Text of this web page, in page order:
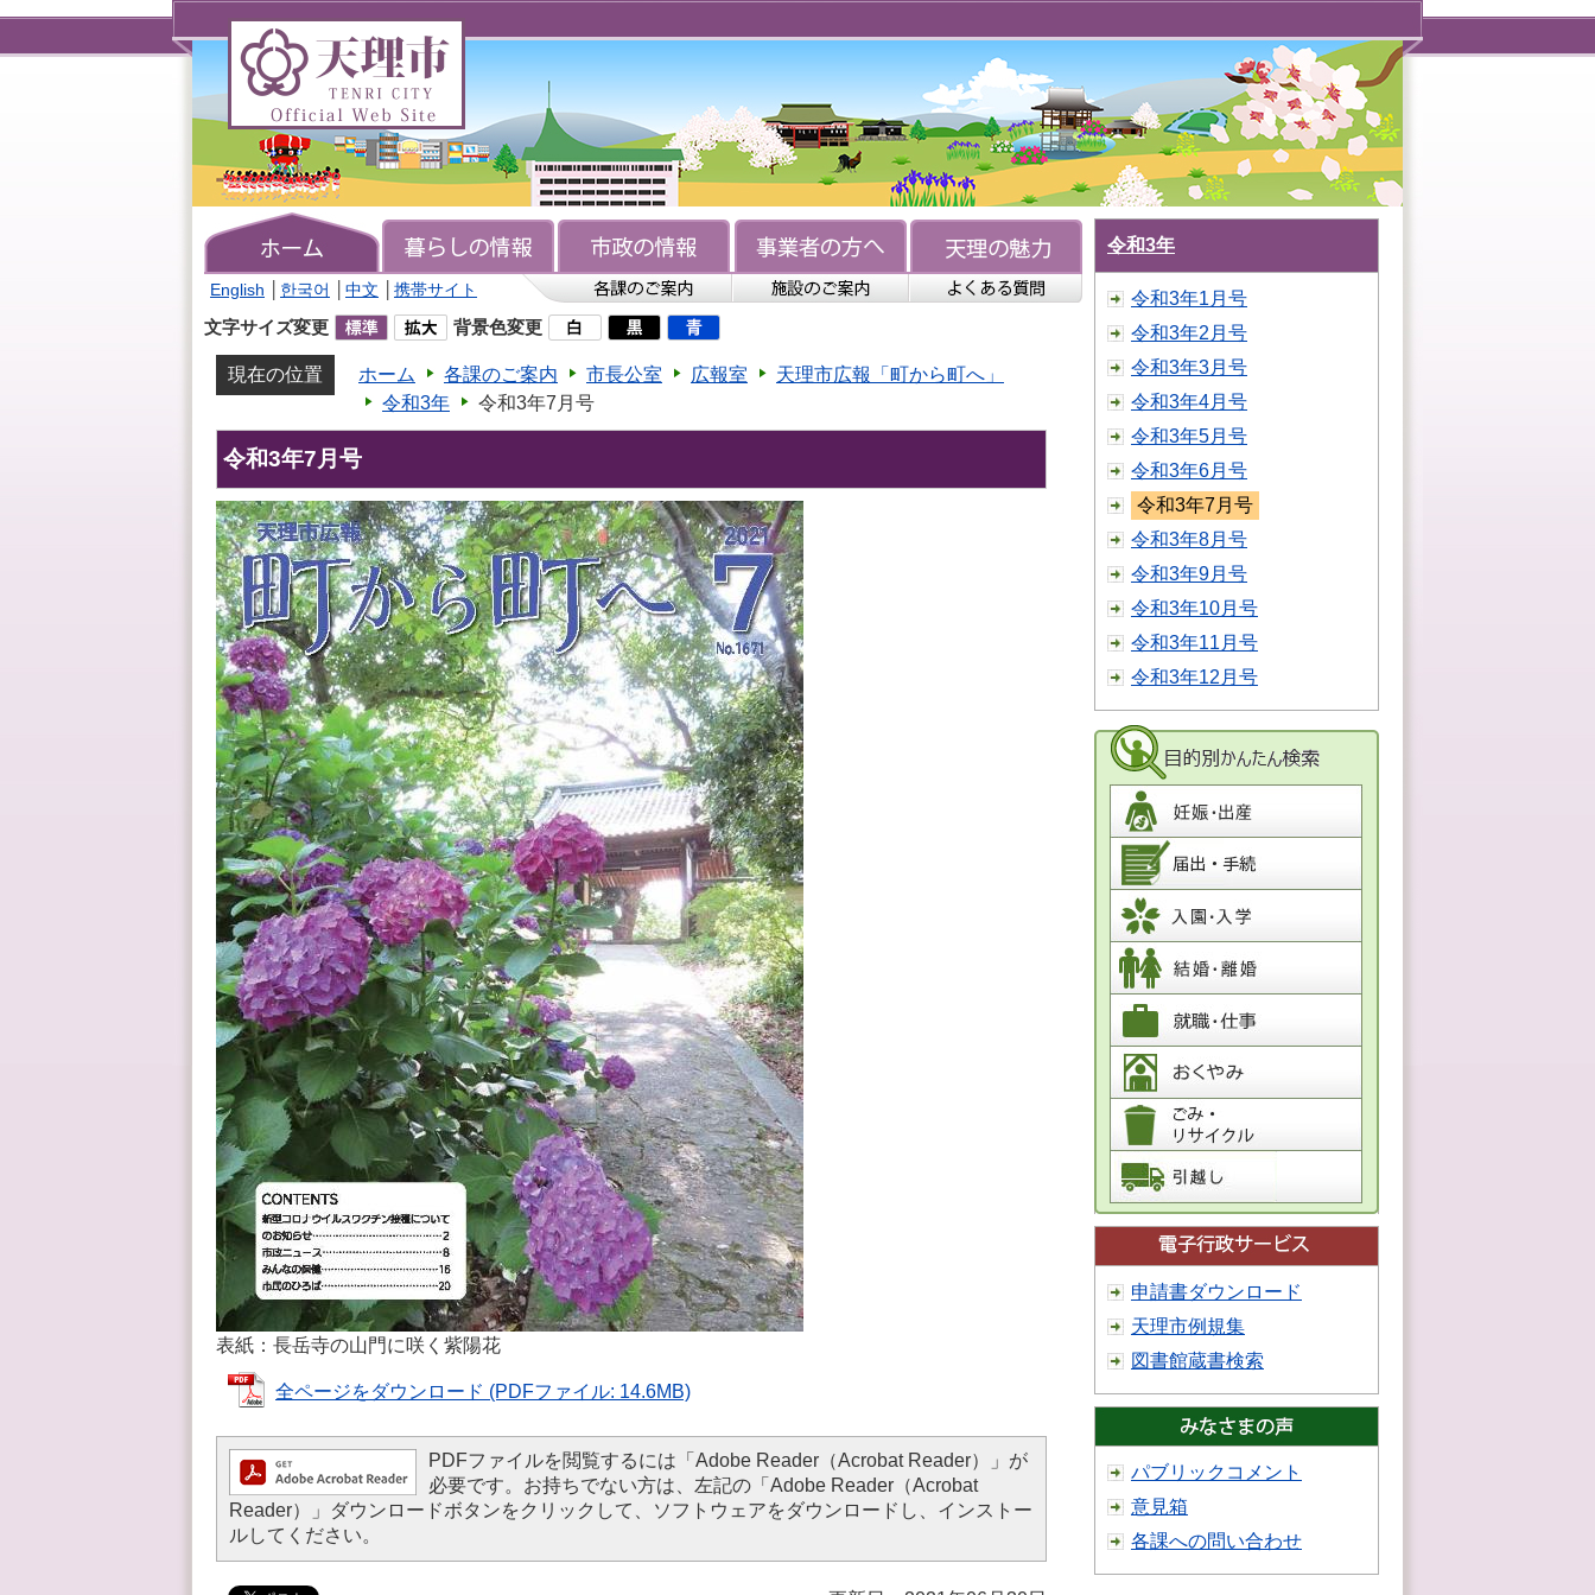
理
TENRI
Official
Site
English 한국어 中文 携帯サイト
文字サイズ変更 背景色変更
現在の位置 ホーム 各課のご案内 市長公室 広報室
天理市広報「町から町へ」
令和3年
令和3年7月号
令和3年7月号
表紙：長岳寺の山門に咲く紫陽花
全ページをダウンロード (PDFファイル: 14.6MB)
PDFファイルを閲覧するには「Adobe Reader（Acrobat Reader）」が
必要です。お持ちでない方は、左記の「Adobe Reader（Acrobat
Reader）」ダウンロードボタンをクリックして、ソフトウェアをダウンロードし、インストー
ルしてください。
令和3年
令和3年1月号
令和3年2月号
令和3年3月号
令和3年4月号
令和3年5月号
令和3年6月号
令和3年7月号
令和3年8月号
令和3年9月号
令和3年10月号
令和3年11月号
令和3年12月号
申請書ダウンロード
天理市例規集
図書館蔵書検索
パブリックコメント
意見箱
各課への問い合わせ